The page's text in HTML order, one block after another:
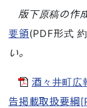
版下原稿の作
要領(PDF形式 約
い。
酒々井町広
告掲載取扱要綱